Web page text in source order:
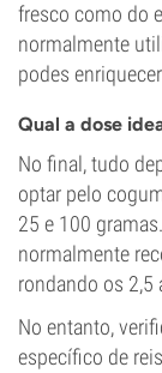
fresco como do
normalmente
podes
Qual a dose
No final, tudo
optar pelo
25 e 100
normalmente
rondando os 2,5
No entanto,
específico de